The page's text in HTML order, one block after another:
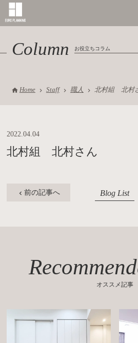
Column お役立ちコラム
Home Staff 職人 北村組 北村
2022.04.04
北村組 北村さん
前の記事へ Blog List
オススメ記事